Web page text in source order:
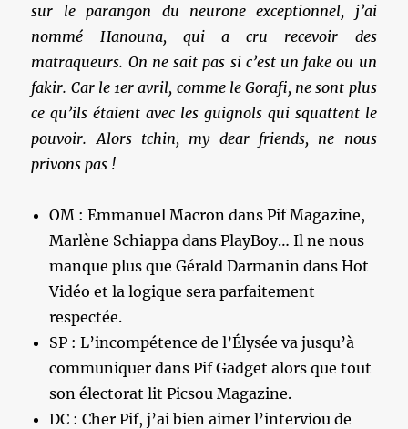
sur le parangon du neurone exceptionnel, j’ai
nommé Hanouna, qui a cru recevoir des
matraqueurs. On ne sait pas si c’est un fake ou un
fakir. Car le 1er avril, comme le Gorafi, ne sont plus
ce qu’ils étaient avec les guignols qui squattent le
pouvoir. Alors tchin, my dear friends, ne nous
privons pas !
OM : Emmanuel Macron dans Pif Magazine,
Marlène Schiappa dans PlayBoy… Il ne nous
manque plus que Gérald Darmanin dans Hot
Vidéo et la logique sera parfaitement
respectée.
SP : L’incompétence de l’Élysée va jusqu’à
communiquer dans Pif Gadget alors que tout
son électorat lit Picsou Magazine.
DC : Cher Pif, j’ai bien aimer l’interviou de